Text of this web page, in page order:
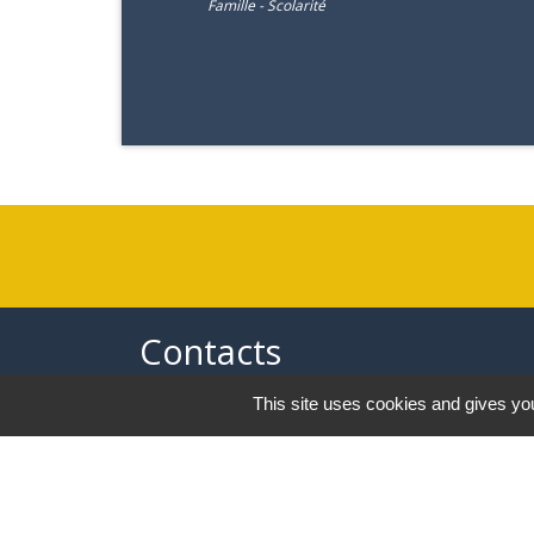
Famille - Scolarité
Contacts
Commune de Saint-Pierre d’Albigny
31 rue Auguste Domenget - Mail :
This site uses cookies and gives